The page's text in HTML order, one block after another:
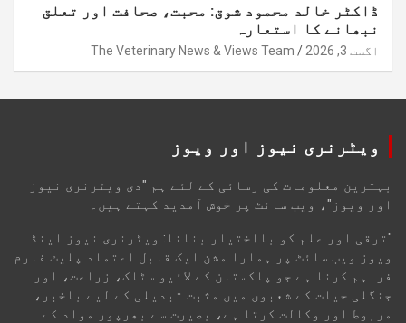
ڈاکٹر خالد محمود شوق: محبت، صحافت اور تعلق
نبھانے کا استعارہ
اگست 3, 2026 The Veterinary News & Views Team
ویٹرنری نیوز اور ویوز
بہترین معلومات کی رسائی کے لئے ہم "دی ویٹرنری نیوز
اور ویوز"، ویب سائٹ پر خوش آمدید کہتے ہیں۔
"ترقی اور علم کو بااختیار بنانا: ویٹرنری نیوز اینڈ
ویوز ویب سائٹ پر ہمارا مشن ایک قابل اعتماد پلیٹ فارم
فراہم کرنا ہے جو پاکستان کے لائیو سٹاک، زراعت، اور
جنگلی حیات کے شعبوں میں مثبت تبدیلی کے لیے باخبر،
مربوط اور وکالت کرتا ہے، بصیرت سے بھرپور مواد کے